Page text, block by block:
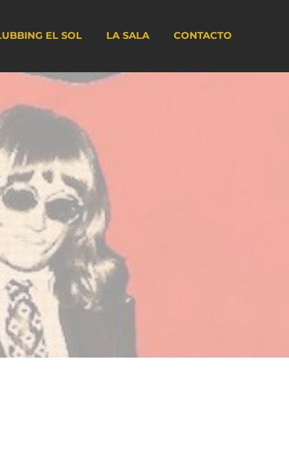
EL SOL LA SALA CONTACTO